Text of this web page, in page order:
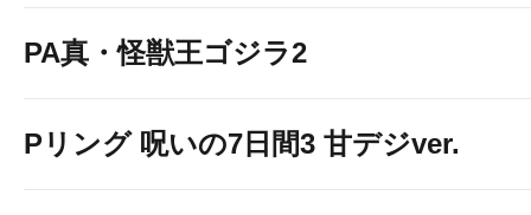
PA真・怪獣王ゴジラ2
Pリング 呪いの7日間3 甘デジver.